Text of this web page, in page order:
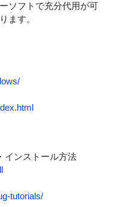
ソフトで充分代用が可
ます。
インストール方法
tutorials/